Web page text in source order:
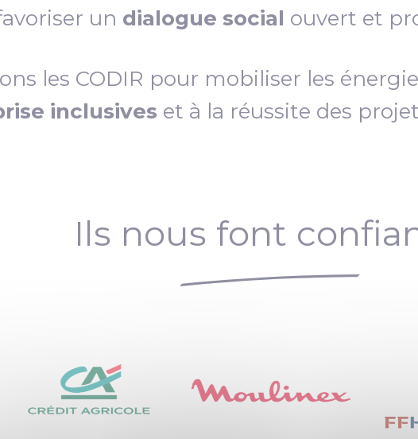
un dialogue social ouvert et
les CODIR pour mobiliser les
inclusives et à la réussite des
Ils nous font